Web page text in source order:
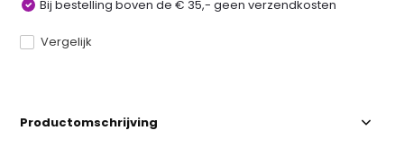
Bij bestelling boven de € 35,- geen verzendkosten
Vergelijk
Productomschrijving